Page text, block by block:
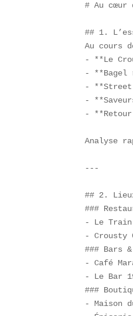
# Au cœur
## 1.
Au cours
- **Le
- **Bagel
-
-
-
Analyse
---
## 2.
###
- Le Train
-
### Bars
- Café
- Le Bar
###
- Maison